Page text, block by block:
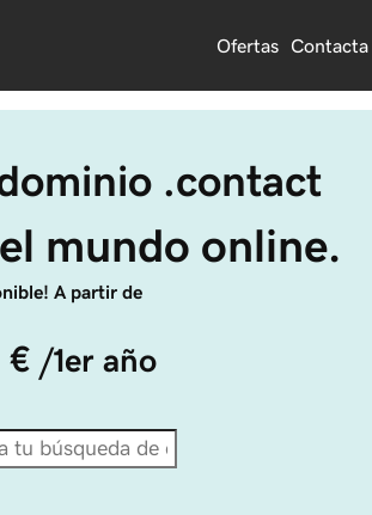
Ofertas
.contact
mundo online.
A partir de
€ /1er año